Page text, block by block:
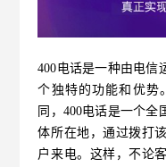
400电话是一种由电信
个独特的功能和优势
同，400电话是一个
体所在地，通过拨打
户来电。这样，不论